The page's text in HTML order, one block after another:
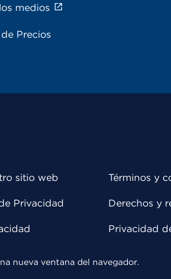
medios
Precios
sitio web
Privacidad
Términos y
Derechos y
Privacidad
nueva ventana del navegador.